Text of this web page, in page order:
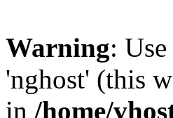
Warning:
'nghost' (this
in /home/